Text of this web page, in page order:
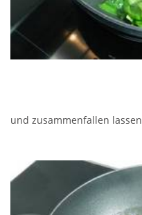
und zusammenfallen lassen